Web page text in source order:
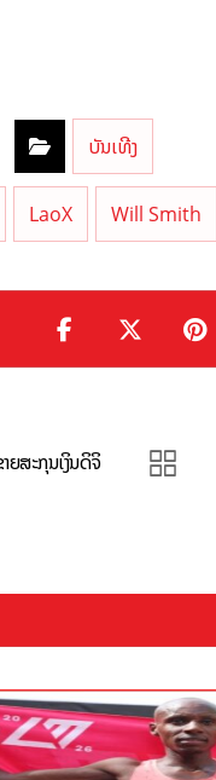
ບັນເທີງ
LaoX Will Smith
ສະກຸນເງິນດິຈິ